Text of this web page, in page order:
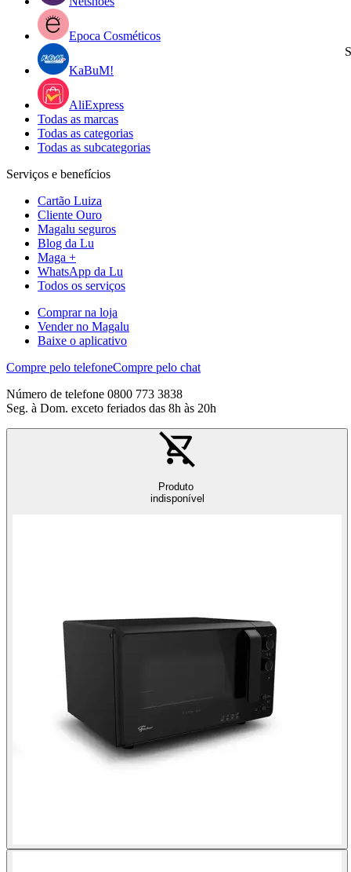
Epoca Cosméticos
KaBuM!
AliExpress
Todas as marcas
Todas as categorias
Todas as subcategorias
Serviços e benefícios
Cartão Luiza
Cliente Ouro
Magalu seguros
Blog da Lu
Maga +
WhatsApp da Lu
Todos os serviços
Comprar na loja
Vender no Magalu
Baixe o aplicativo
Compre pelo telefoneCompre pelo chat
Número de telefone 0800 773 3838
Seg. à Dom. exceto feriados das 8h às 20h
Produto
indisponível